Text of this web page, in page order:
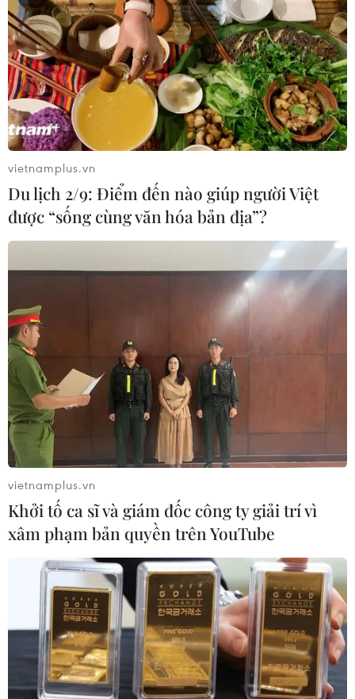
vietnamplus.vn
Du lịch 2/9: Điểm đến nào giúp người Việt
được “sống cùng văn hóa bản địa”?
vietnamplus.vn
Khởi tố ca sĩ và giám đốc công ty giải trí vì
xâm phạm bản quyền trên YouTube